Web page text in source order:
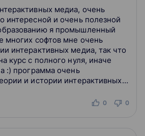
реальной кинетической
стенде онлайн-лаборатории.
к ключевому моменту
сетапов — проектированию и
На практике вам предстоит
физический и интерактивный
связке Arduino и TouchDesigner
и кинетические
медиа, очень
интересной и очень полезной
я промышленный
многих софтов мне очень
интерактивных медиа, так что
курс с полного нуля, иначе
:) программа очень
и истории интерактивных
0 0